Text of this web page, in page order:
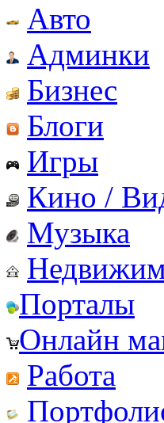
Авто
Админки
Бизнес
Блоги
Игры
Кино /
Музыка
Порталы
Онлайн
Работа